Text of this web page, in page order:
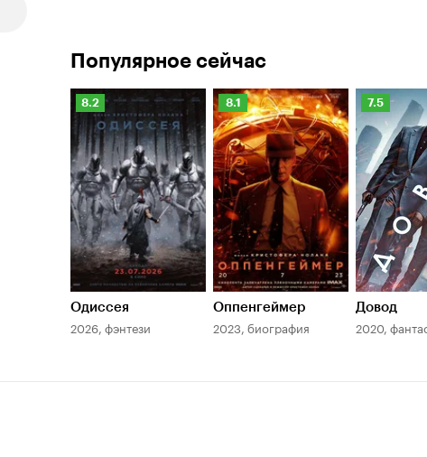
2026
2024
2019
Популярное сейчас
Рейтинг
Кинопоиска
8.2
8.2
Одиссея
2026, фэнтези
Рейтинг
Кинопоиска
8.1
8.1
Оппенгеймер
2023, биография
Рейтинг
7.5
7.5
Довод
2020,